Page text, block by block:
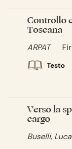
Controllo
Toscana
ARPAT
Testo
Verso la
cargo
Buselli, Luca